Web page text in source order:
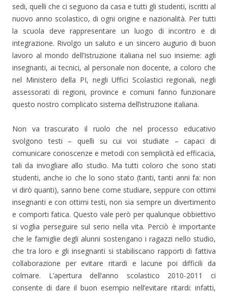
sedi, quelli che ci seguono da casa e tutti gli studenti, iscritti al
nuovo anno scolastico, di ogni origine e nazionalità. Per tutti
la scuola deve rappresentare un luogo di incontro e di
integrazione. Rivolgo un saluto e un sincero augurio di buon
lavoro al mondo dell’Istruzione italiana nel suo insieme: agli
insegnanti, ai tecnici, al personale non docente, a coloro che
nel Ministero della PI, negli Uffici Scolastici regionali, negli
assessorati di regioni, province e comuni fanno funzionare
questo nostro complicato sistema dell’istruzione italiana.
Non va trascurato il ruolo che nel processo educativo
svolgono testi – quelli su cui voi studiate – capaci di
comunicare conoscenze e metodi con semplicità ed efficacia,
tali da invogliare allo studio. Ma tutti coloro che sono stati
studenti, anche io che lo sono stato (tanti, tanti anni fa: non
vi dirò quanti), sanno bene come studiare, seppure con ottimi
insegnanti e con ottimi testi, non sia sempre un divertimento
e comporti fatica. Questo vale però per qualunque obbiettivo
si voglia perseguire sul serio nella vita. Perciò è importante
che le famiglie degli alunni sostengano i ragazzi nello studio,
che tra loro e gli insegnanti si stabiliscano rapporti di fattiva
collaborazione per evitare ritardi e lacune poi difficili da
colmare. L’apertura dell’anno scolastico 2010-2011 ci
consente di dare il buon esempio nell’evitare ritardi: infatti,